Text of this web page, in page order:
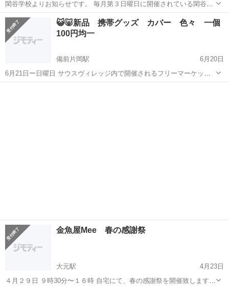
閑谷学校よりお知らせです。 毎月第３日曜日に開催されている閑谷マ
ルシェですが、次回７月１９日に行われる第２８回閑谷マルシェにお
いてフリーマーケットスペースを設けて出店者を募集する事になりま
した！ フリーマーケットに興味が...
岡山 備前市 吉永駅 フリーマーケット マルシェ
😺🐷新品 携帯グッズ カバー 色々 一個
100円均一
備前片岡駅
6月20日
6月21日ー日曜日 サウスヴィレッジ内で開催されるフリーマーケット
に新品の携帯カバー、アイホン、アンドロイド、アイパット各種.大量
金魚屋Mee 春の感謝祭
大元駅
4月23日
４月２９日 ９時30分〜１６時 自宅にて、春の感謝祭を開催致します